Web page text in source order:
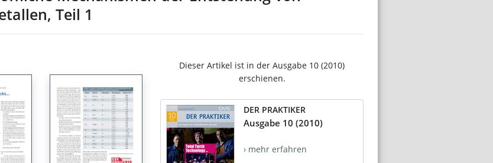
Teil 1
Dieser Artikel ist in der Ausgabe 10 (2010)
erschienen.
DER PRAKTIKER
Ausgabe 10 (2010)
› mehr erfahren